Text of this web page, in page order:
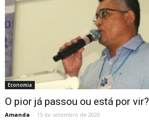
Economia
O pior já passou ou está por vir?
Amanda - 15 de setembro de 2020